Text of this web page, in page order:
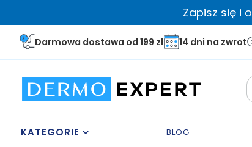
Zapisz się i
Darmowa dostawa od 199 zł 14 dni na zwrot
KATEGORIE BLOG